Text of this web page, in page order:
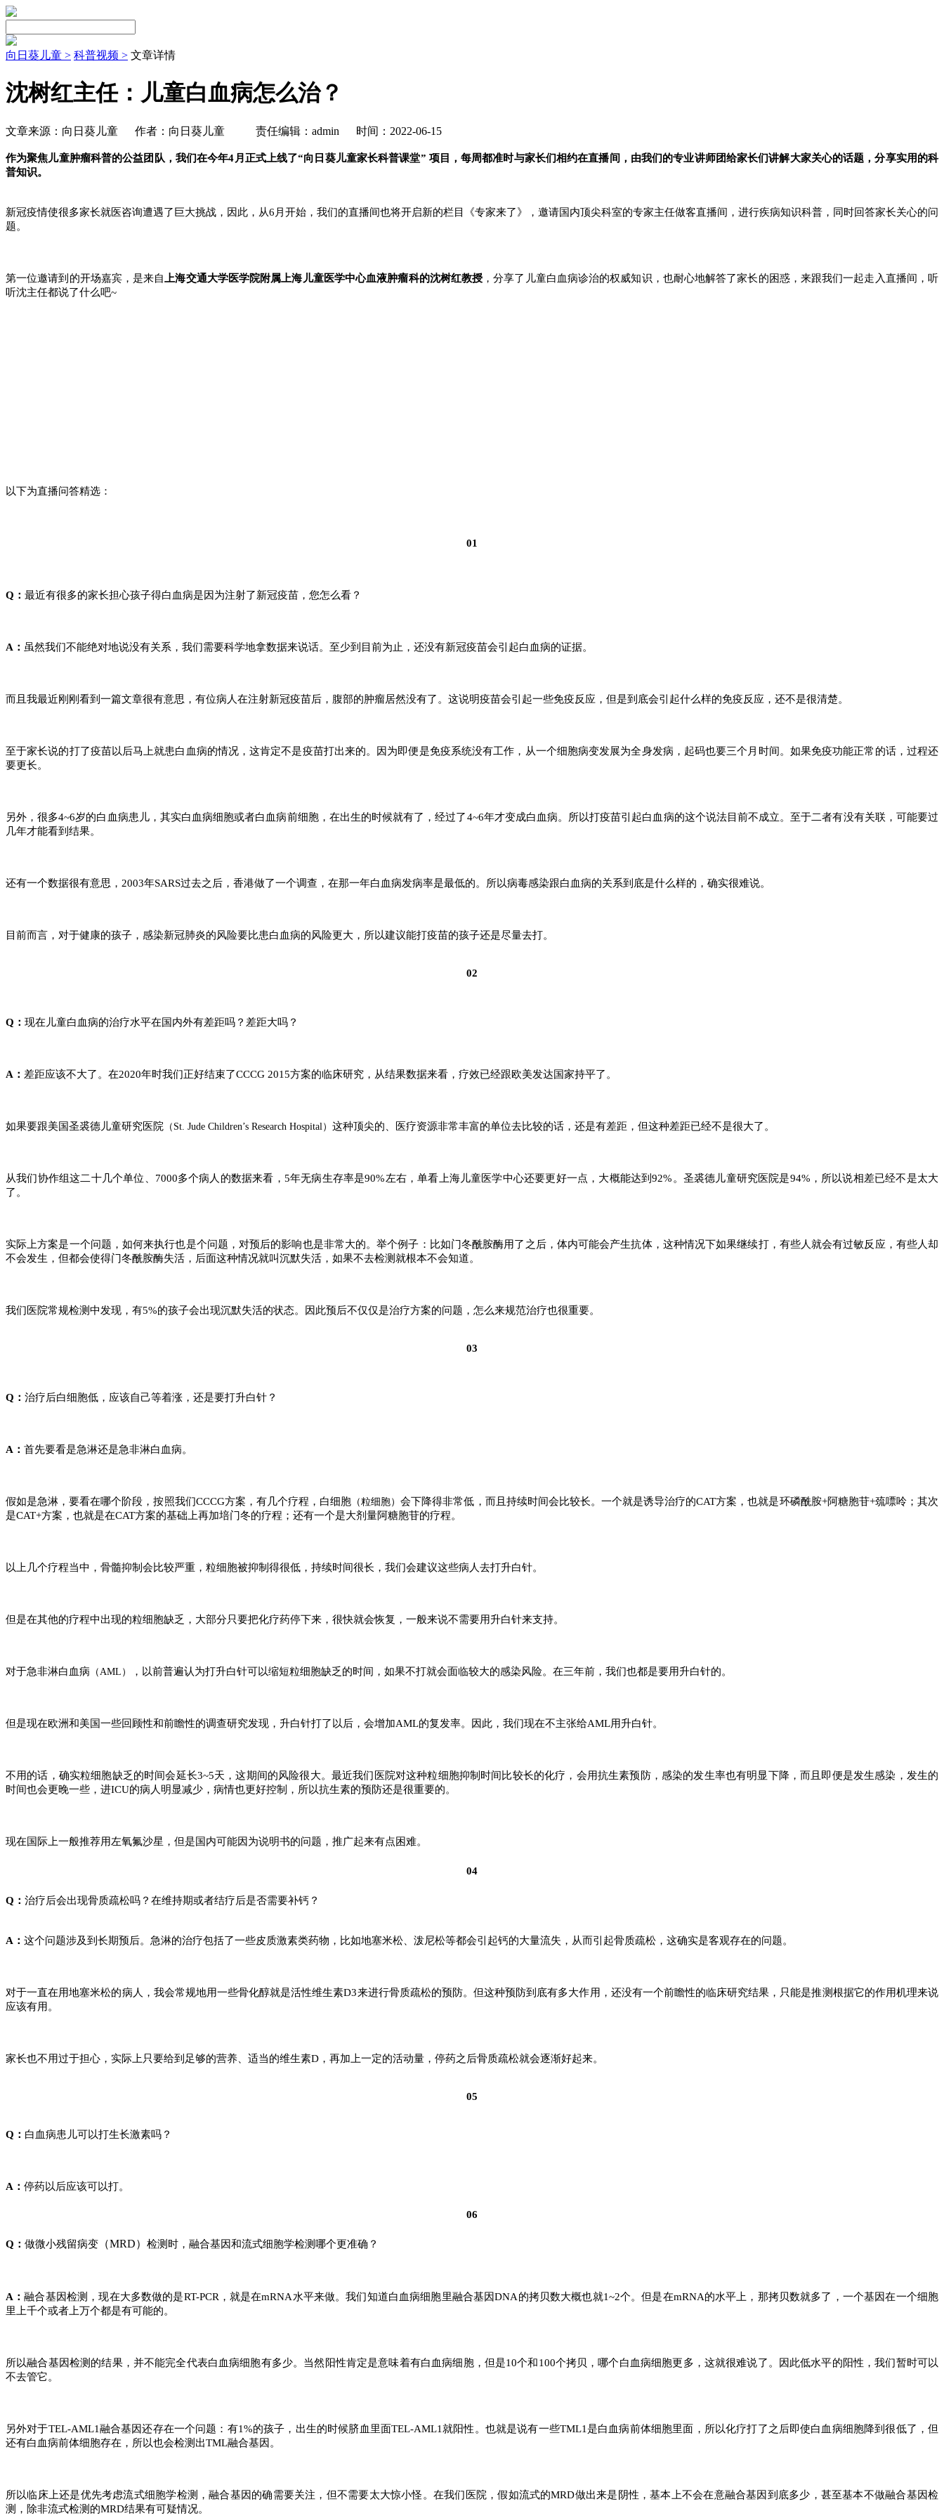
向日葵儿童 > 科普视频 > 文章详情
沈树红主任：儿童白血病怎么治？
文章来源：向日葵儿童 作者：向日葵儿童 责任编辑：admin 时间：2022-06-15
作为聚焦儿童肿瘤科普的公益团队，我们在今年4月正式上线了“向日葵儿童家长科普课堂” 项目，每周都准时与家长们相约在直播间，由我们的专业讲师团给家长们讲解大家关心的话题，分享实用的科
普知识。
新冠疫情使很多家长就医咨询遭遇了巨大挑战，因此，从6月开始，我们的直播间也将开启新的栏目《专家来了》，邀请国内顶尖科室的专家主任做客直播间，进行疾病知识科普，同时回答家长关心的问
题。
第一位邀请到的开场嘉宾，是来自 上海交通大学医学院附属上海儿童医学中心血液肿瘤科的沈树红教授 ，分享了儿童白血病诊治的权威知识，也耐心地解答了家长的困惑， 来跟我们一起走入直播间，听
听沈主任都说了什么吧~
以下为直播问答精选：
01
Q： 最近有很多的家长担心孩子得白血病是因为注射了新冠疫苗，您怎么看？
A： 虽然我们不能绝对地说没有关系，我们需要科学地拿数据来说话。至少到目前为止，还没有新冠疫苗会引起白血病的证据。
而且我最近刚刚看到一篇文章很有意思，有位病人在注射新冠疫苗后，腹部的肿瘤居然没有了。这说明疫苗会引起一些免疫反应，但是到底会引起什么样的免疫反应，还不是很清楚。
至于家长说的打了疫苗以后马上就患白血病的情况，这肯定不是疫苗打出来的。因为即便是免疫系统没有工作，从一个细胞病变发展为全身发病，起码也要三个月时间。如果免疫功能正常的话，过程还
要更长。
另外，很多4~6岁的白血病患儿，其实白血病细胞或者白血病前细胞，在出生的时候就有了，经过了4~6年才变成白血病。所以打疫苗引起白血病的这个说法目前不成立。至于二者有没有关联，可能要过
几年才能看到结果。
还有一个数据很有意思，2003年SARS过去之后，香港做了一个调查，在那一年白血病发病率是最低的。所以病毒感染跟白血病的关系到底是什么样的，确实很难说。
目前而言，对于健康的孩子，感染新冠肺炎的风险要比患白血病的风险更大，所以建议能打疫苗的孩子还是尽量去打。
02
Q： 现在儿童白血病的治疗水平在国内外有差距吗？差距大吗？
A： 差距应该不大了。在2020年时我们正好结束了CCCG 2015方案的临床研究，从结果数据来看，疗效已经跟欧美发达国家持平了。
如果要跟美国圣裘德儿童研究医院 （St. Jude Children’s Research Hospital） 这种顶尖的、医疗资源非常丰富的单位去比较的话，还是有差距，但这种差距已经不是很大了。
从我们协作组这二十几个单位、7000多个病人的数据来看，5年无病生存率是90%左右，单看上海儿童医学中心还要更好一点，大概能达到92%。圣裘德儿童研究医院是94%，所以说相差已经不是太大
了。
实际上方案是一个问题，如何来执行也是个问题，对预后的影响也是非常大的。举个例子：比如门冬酰胺酶用了之后，体内可能会产生抗体，这种情况下如果继续打，有些人就会有过敏反应，有些人却
不会发生，但都会使得门冬酰胺酶失活，后面这种情况就叫沉默失活，如果不去检测就根本不会知道。
我们医院常规检测中发现，有5%的孩子会出现沉默失活的状态。因此预后不仅仅是治疗方案的问题，怎么来规范治疗也很重要。
03
Q： 治疗后白细胞低，应该自己等着涨，还是要打升白针？
A： 首先要看是急淋还是急非淋白血病。
假如是急淋，要看在哪个阶段，按照我们CCCG方案，有几个疗程，白细胞 （粒细胞）会下降得非常低，而且持续时间会比较长。一个就是诱导治疗的CAT方案，也就是环磷酰胺+阿糖胞苷+巯嘌呤；其次
是CAT+方案，也就是在CAT方案的基础上再加培门冬的疗程；还有一个是大剂量阿糖胞苷的疗程。
以上几个疗程当中，骨髓抑制会比较严重，粒细胞被抑制得很低，持续时间很长，我们会建议这些病人去打升白针。
但是在其他的疗程中出现的粒细胞缺乏，大部分只要把化疗药停下来，很快就会恢复，一般来说不需要用升白针来支持。
对于急非淋白血病 （AML） ，以前普遍认为打升白针可以缩短粒细胞缺乏的时间，如果不打就会面临较大的感染风险。在三年前，我们也都是要用升白针的。
但是现在欧洲和美国一些回顾性和前瞻性的调查研究发现，升白针打了以后，会增加AML的复发率。因此，我们现在不主张给AML用升白针。
不用的话，确实粒细胞缺乏的时间会延长3~5天，这期间的风险很大。最近我们医院对这种粒细胞抑制时间比较长的化疗，会用抗生素预防，感染的发生率也有明显下降，而且即便是发生感染，发生的
时间也会更晚一些，进ICU的病人明显减少，病情也更好控制，所以抗生素的预防还是很重要的。
现在国际上一般推荐用左氧氟沙星，但是国内可能因为说明书的问题，推广起来有点困难。
04
Q： 治疗后会出现骨质疏松吗？在维持期或者结疗后是否需要补钙？
A： 这个问题涉及到长期预后。急淋的治疗包括了一些皮质激素类药物，比如地塞米松、泼尼松等都会引起钙的大量流失，从而引起骨质疏松，这确实是客观存在的问题。
对于一直在用地塞米松的病人，我会常规地用一些骨化醇就是活性维生素D3来进行骨质疏松的预防。但这种预防到底有多大作用，还没有一个前瞻性的临床研究结果，只能是推测根据它的作用机理来说
应该有用。
家长也不用过于担心，实际上只要给到足够的营养、适当的维生素D，再加上一定的活动量，停药之后骨质疏松就会逐渐好起来。
05
Q： 白血病患儿可以打生长激素吗？
A： 停药以后应该可以打。
06
Q： 做微小残留病变 （MRD） 检测时，融合基因和流式细胞学检测哪个更准确？
A：融合基因检测，现在大多数做的是RT-PCR，就是在mRNA水平来做。我们知道白血病细胞里融合基因DNA的拷贝数大概也就1~2个。但是在mRNA的水平上，那拷贝数就多了，一个基因在一个细胞
里上千个或者上万个都是有可能的。
所以融合基因检测的结果，并不能完全代表白血病细胞有多少。当然阳性肯定是意味着有白血病细胞，但是10个和100个拷贝，哪个白血病细胞更多，这就很难说了。因此低水平的阳性，我们暂时可以
不去管它。
另外对于TEL-AML1融合基因还存在一个问题：有1%的孩子，出生的时候脐血里面TEL-AML1就阳性。也就是说有一些TML1是白血病前体细胞里面，所以化疗打了之后即使白血病细胞降到很低了，但
还有白血病前体细胞存在，所以也会检测出TML融合基因。
所以临床上还是优先考虑流式细胞学检测，融合基因的确需要关注，但不需要太大惊小怪。在我们医院，假如流式的MRD做出来是阴性，基本上不会在意融合基因到底多少，甚至基本不做融合基因检
测，除非流式检测的MRD结果有可疑情况。